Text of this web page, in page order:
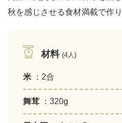
秋を感じさせる食材満載で作り
材料 (4人)
米 ：2合
舞茸 ：320g